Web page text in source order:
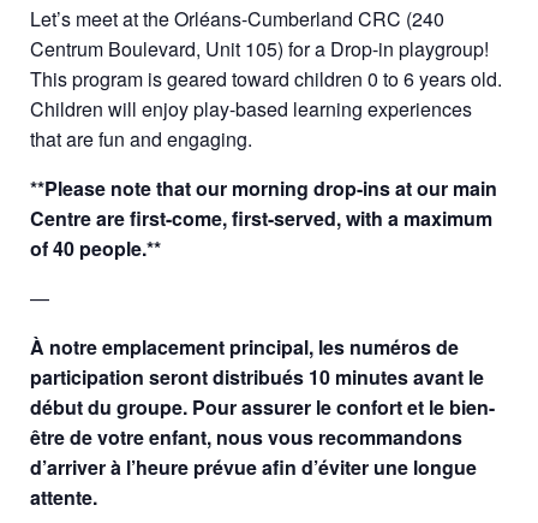
Let’s meet at the Orléans-Cumberland CRC (240
Centrum Boulevard, Unit 105) for a Drop-in playgroup!
This program is geared toward children 0 to 6 years old.
Children will enjoy play-based learning experiences
that are fun and engaging.
**Please note that our morning drop-ins at our main
Centre are first-come, first-served, with a maximum
of 40 people.**
—
À notre emplacement principal, les numéros de
participation seront distribués 10 minutes avant le
début du groupe. Pour assurer le confort et le bien-
être de votre enfant, nous vous recommandons
d’arriver à l’heure prévue afin d’éviter une longue
attente.